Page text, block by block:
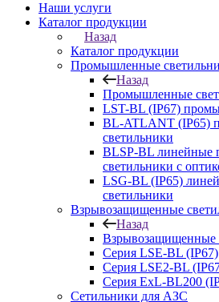
Наши услуги
Каталог продукции
Назад
Каталог продукции
Промышленные
Назад
Промышленные
LST-BL (IP67)
BL-ATLANT (IP65)
светильники
BLSP-BL
светильники с
LSG-BL (IP65)
светильники
Взрывозащищенные
Назад
Взрывозащищенные
Серия LSE-BL (IP67)
Серия LSE2-BL
Серия ExL-BL200
Сетильники для АЗС